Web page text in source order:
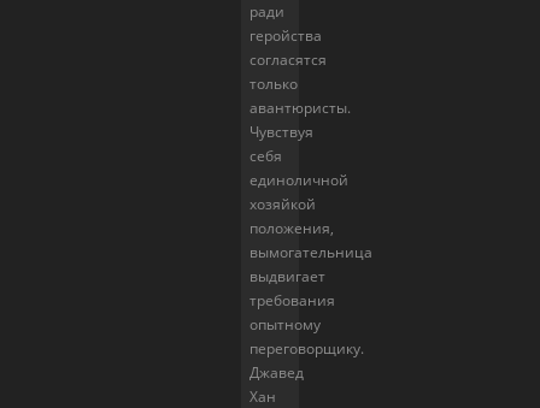
ради
геройства
согласятся
только
авантюристы.
Чувствуя
себя
единоличной
хозяйкой
положения,
вымогательница
выдвигает
требования
опытному
переговорщику.
Джавед
Хан